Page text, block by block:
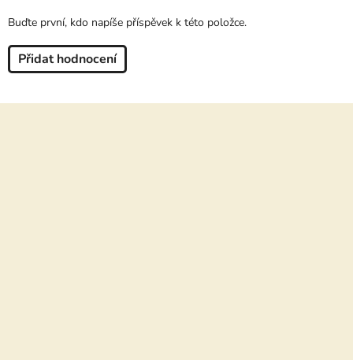
Buďte první, kdo napíše příspěvek k této položce.
Přidat hodnocení